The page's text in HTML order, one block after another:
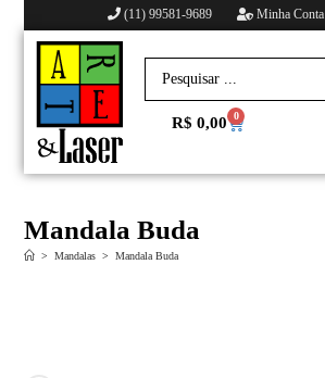
(11) 99581-9689 Minha Conta
R$ 0,00 0
Mandala Buda
> Mandalas > Mandala Buda